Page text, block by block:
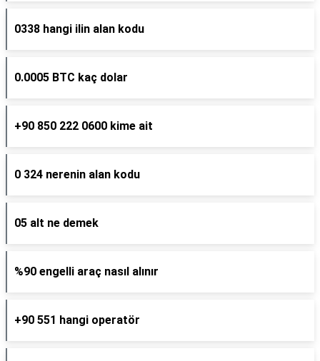
0338 hangi ilin alan kodu
0.0005 BTC kaç dolar
+90 850 222 0600 kime ait
0 324 nerenin alan kodu
05 alt ne demek
%90 engelli araç nasıl alınır
+90 551 hangi operatör